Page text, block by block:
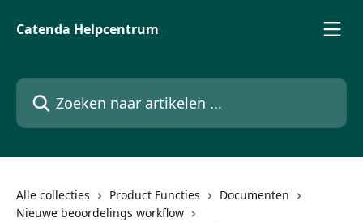
Catenda Helpcentrum
Zoeken naar artikelen ...
Alle collecties Product Functies
Documenten
Nieuwe beoordelings workflow